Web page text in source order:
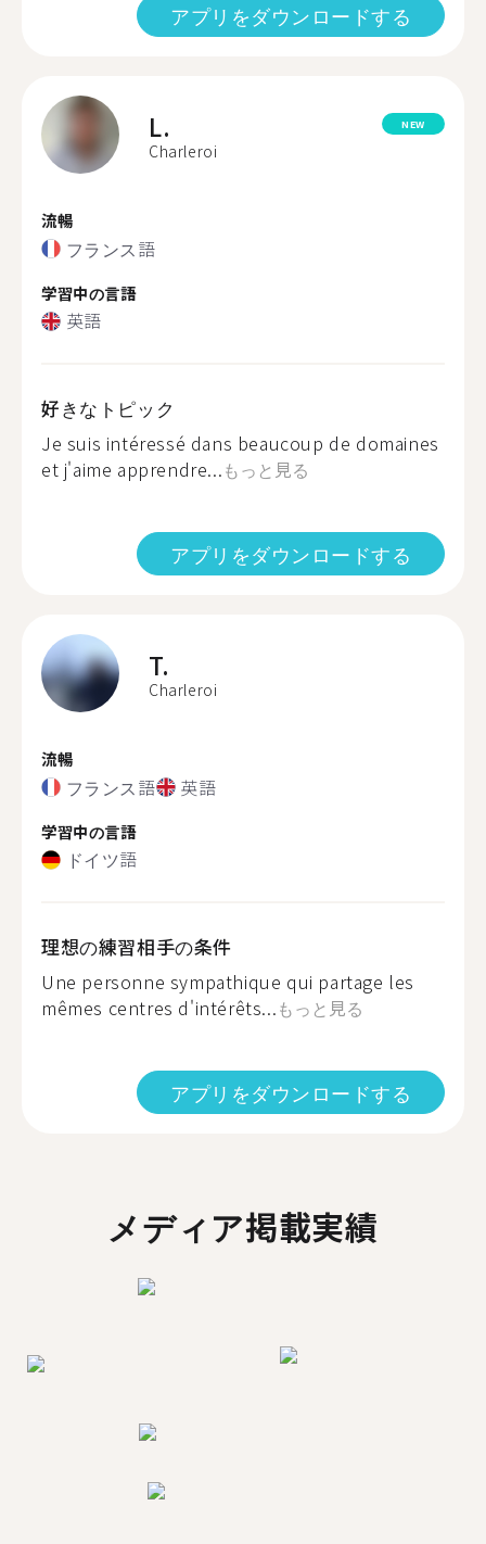
アプリをダウンロードする
L.
Charleroi
NEW
流暢
フランス語
学習中の言語
英語
好きなトピック
Je suis intéressé dans beaucoup de domaines
et j'aime apprendre...もっと見る
アプリをダウンロードする
T.
Charleroi
流暢
フランス語 英語
学習中の言語
ドイツ語
理想の練習相手の条件
Une personne sympathique qui partage les
mêmes centres d'intérêts...もっと見る
アプリをダウンロードする
メディア掲載実績